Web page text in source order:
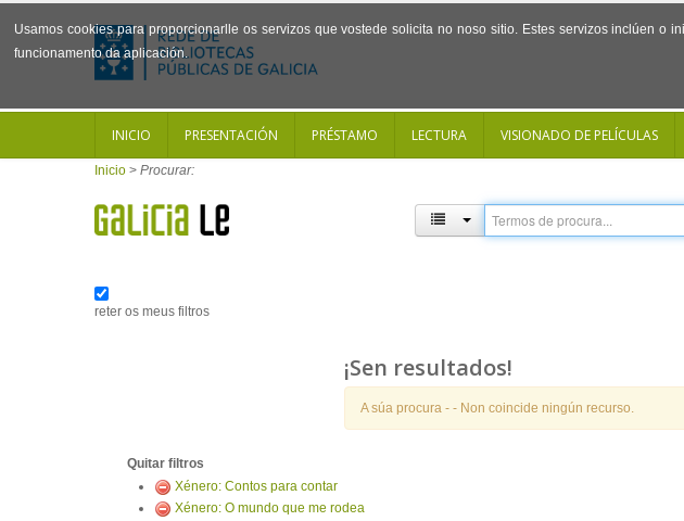
Usamos cookies para proporcionarlle os servizos que vostede solicita no noso sitio. Estes servizos inclúen
funcionamento da aplicación.
INICIO PRESENTACIÓN PRÉSTAMO LECTURA VISIONADO DE PELÍCULAS
Inicio > Procurar:
reter os meus filtros
¡Sen resultados!
A súa procura - - Non coincide ningún recurso.
Quitar filtros
Xénero: Contos para contar
Xénero: O mundo que me rodea